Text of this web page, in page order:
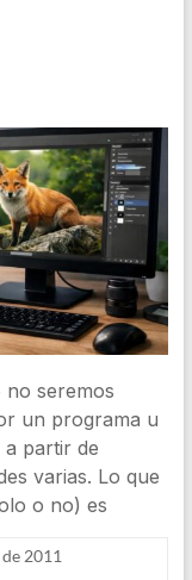
no seremos
un programa u
partir de
varias. Lo que
o no) es
2011